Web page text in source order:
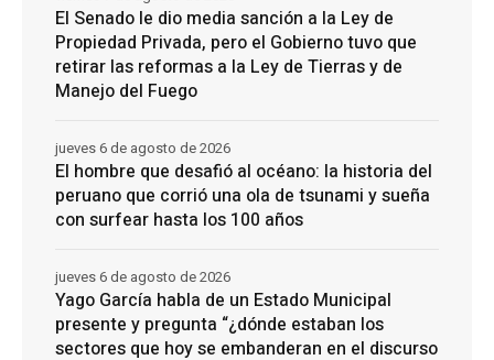
El Senado le dio media sanción a la Ley de
Propiedad Privada, pero el Gobierno tuvo que
retirar las reformas a la Ley de Tierras y de
Manejo del Fuego
El hombre que desafió al océano: la historia del
peruano que corrió una ola de tsunami y sueña
con surfear hasta los 100 años
jueves 6 de agosto de 2026
Yago García habla de un Estado Municipal
presente y pregunta “¿dónde estaban los
sectores que hoy se embanderan en el discurso
jueves 6 de agosto de 2026